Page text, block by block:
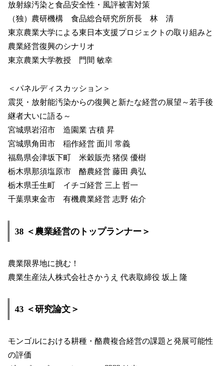
放射線汚染と食品安全性・風評被害対策
（独）農研機構 食品総合研究所所長 林 清
東京農業大学による東日本支援プロジェクトの取り組みと
農業経営復興のシナリオ
東京農業大学教授 門間 敏幸
＜パネルディスカッション＞
震災・放射能汚染からの復興と新たな経営の展望～若手後
継者大いに語る～
宮城県岩沼市 造園業 古積 昇
宮城県角田市 稲作経営 面川 常義
福島県会津坂下町 米穀販売 猪俣 優樹
栃木県那須塩原市 酪農経営 藤田 典弘
栃木県壬生町 イチゴ経営 三上 哲一
千葉県東金市 有機農業経営 志野 佑介
38 ＜農業経営のトップランナー＞
農業限界地に挑む！
農業生産法人株式会社さかうえ 代表取締役 坂上 隆
43 ＜研究論文＞
モンゴルにおける耕種・酪農複合経営の課題と発展可能性
の評価